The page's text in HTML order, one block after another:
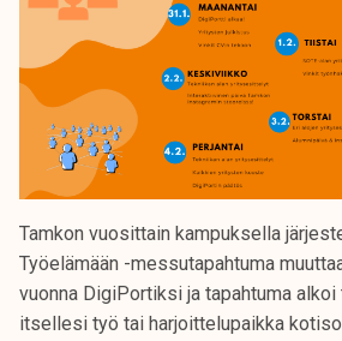
Tamkon vuosittain kampuksella
Työelämään -messutapahtuma
vuonna DigiPortiksi ja tapahtuma alkoi
itsellesi työ tai harjoittelupaikka